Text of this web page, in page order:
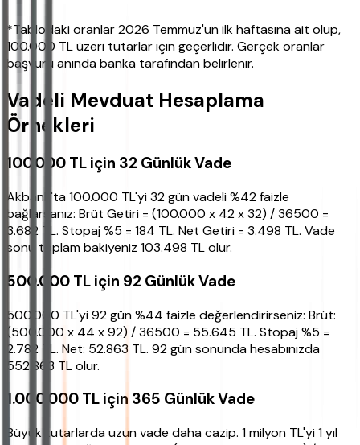
*Tablodaki oranlar 2026 Temmuz'un ilk haftasına ait olup,
100.000 TL üzeri tutarlar için geçerlidir. Gerçek oranlar
başvuru anında banka tarafından belirlenir.
Vadeli Mevduat Hesaplama
Örnekleri
100.000 TL için 32 Günlük Vade
Akbank'ta 100.000 TL'yi 32 gün vadeli %42 faizle
bağlarsanız: Brüt Getiri = (100.000 x 42 x 32) / 36500 =
3.682 TL. Stopaj %5 = 184 TL. Net Getiri = 3.498 TL. Vade
sonu toplam bakiyeniz 103.498 TL olur.
500.000 TL için 92 Günlük Vade
500.000 TL'yi 92 gün %44 faizle değerlendirirseniz: Brüt:
(500.000 x 44 x 92) / 36500 = 55.645 TL. Stopaj %5 =
2.782 TL. Net: 52.863 TL. 92 gün sonunda hesabınızda
552.863 TL olur.
1.000.000 TL için 365 Günlük Vade
Büyük tutarlarda uzun vade daha cazip. 1 milyon TL'yi 1 yıl